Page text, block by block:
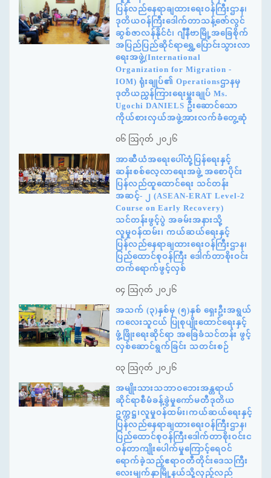
ပြန်လည်နေရာချထားရေးဝန်ကြီးဌာန၊
ဒုတိယဝန်ကြီးဒေါက်တာသန့်ဇော်လွင်
ဆွစ်ဇာလန်နိုင်ငံ၊ ဂျီနီဗာမြို့အခြေစိုက်
အပြည်ပြည်ဆိုင်ရာရွှေ့ပြောင်းသွားလာ
ရေးအဖွဲ့(International
Organization for Migration -
IOM) ရုံးချုပ်၏ Operationsဌာနမှ
ဒုတိယညွှန်ကြားရေးမှူးချုပ် Ms.
Ugochi DANIELS ဦးဆောင်သော
ကိုယ်စားလှယ်အဖွဲ့အားလက်ခံတွေ့ဆုံ
၀၆ ဩဂုတ် ၂၀၂၆
အာဆီယံအရေးပေါ်တုံ့ပြန်ရေးနှင့်
ဆန်းစစ်လေ့လာရေးအဖွဲ့ အစောပိုင်း
ပြန်လည်ထူထောင်ရေး သင်တန်း
အဆင့်- ၂ (ASEAN-ERAT Level-2
Course on Early Recovery)
သင်တန်းဖွင့်ပွဲ အခမ်းအနားသို့
လူမှုဝန်ထမ်း၊ ကယ်ဆယ်ရေးနှင့်
ပြန်လည်နေရာချထားရေးဝန်ကြီးဌာန၊
ပြည်ထောင်စုဝန်ကြီး ဒေါက်တာစိုးဝင်း
တက်ရောက်ဖွင့်လှစ်
၀၄ ဩဂုတ် ၂၀၂၆
အသက် (၃)နှစ်မှ (၅)နှစ် ရှေးဦးအရွယ်
ကလေးသူငယ် ပြုစုပျိုးထောင်ရေးနှင့်
ဖွံ့ဖြိုးရေးဆိုင်ရာ အခြေခံသင်တန်း ဖွင့်
လှစ်ဆောင်ရွက်ခြင်း သတင်းစဉ်
၀၃ ဩဂုတ် ၂၀၂၆
အမျိုးသားသဘာဝဘေးအန္တရာယ်
ဆိုင်ရာစီမံခန့်ခွဲမှုကော်မတီဒုတိယ
ဥက္ကဋ္ဌ၊လူမှုဝန်ထမ်း၊ကယ်ဆယ်ရေးနှင့်
ပြန်လည်နေရာချထားရေးဝန်ကြီးဌာန၊
ပြည်ထောင်စုဝန်ကြီးဒေါက်တာစိုးဝင်းင
ဝန်တာကျိုးပေါက်မှုကြောင့်ရေဝင်
ရောက်ခဲ့သည့်ဧရာဝတီတိုင်းဒေသကြီး
လေးမျက်နှာမြို့နယ်သို့လှည့်လည်